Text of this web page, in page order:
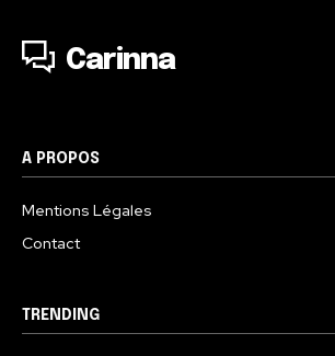
Carinna
A PROPOS
Mentions Légales
Contact
TRENDING